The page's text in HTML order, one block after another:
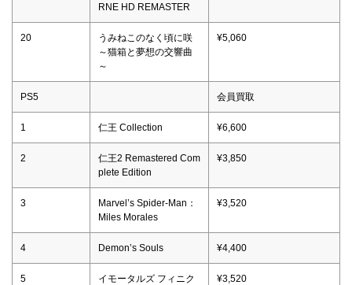
RNE HD REMASTER
20
うみねこのなく頃に咲
～猫箱と夢想の交響曲
～
¥5,060
PS5 会員買取
1 仁王 Collection ¥6,600
2
仁王2 Remastered Com
plete Edition
¥3,850
3
Marvel’s Spider-Man：
Miles Morales
¥3,520
4 Demon’s Souls ¥4,400
5
イモータルズ フィニク
¥3,520